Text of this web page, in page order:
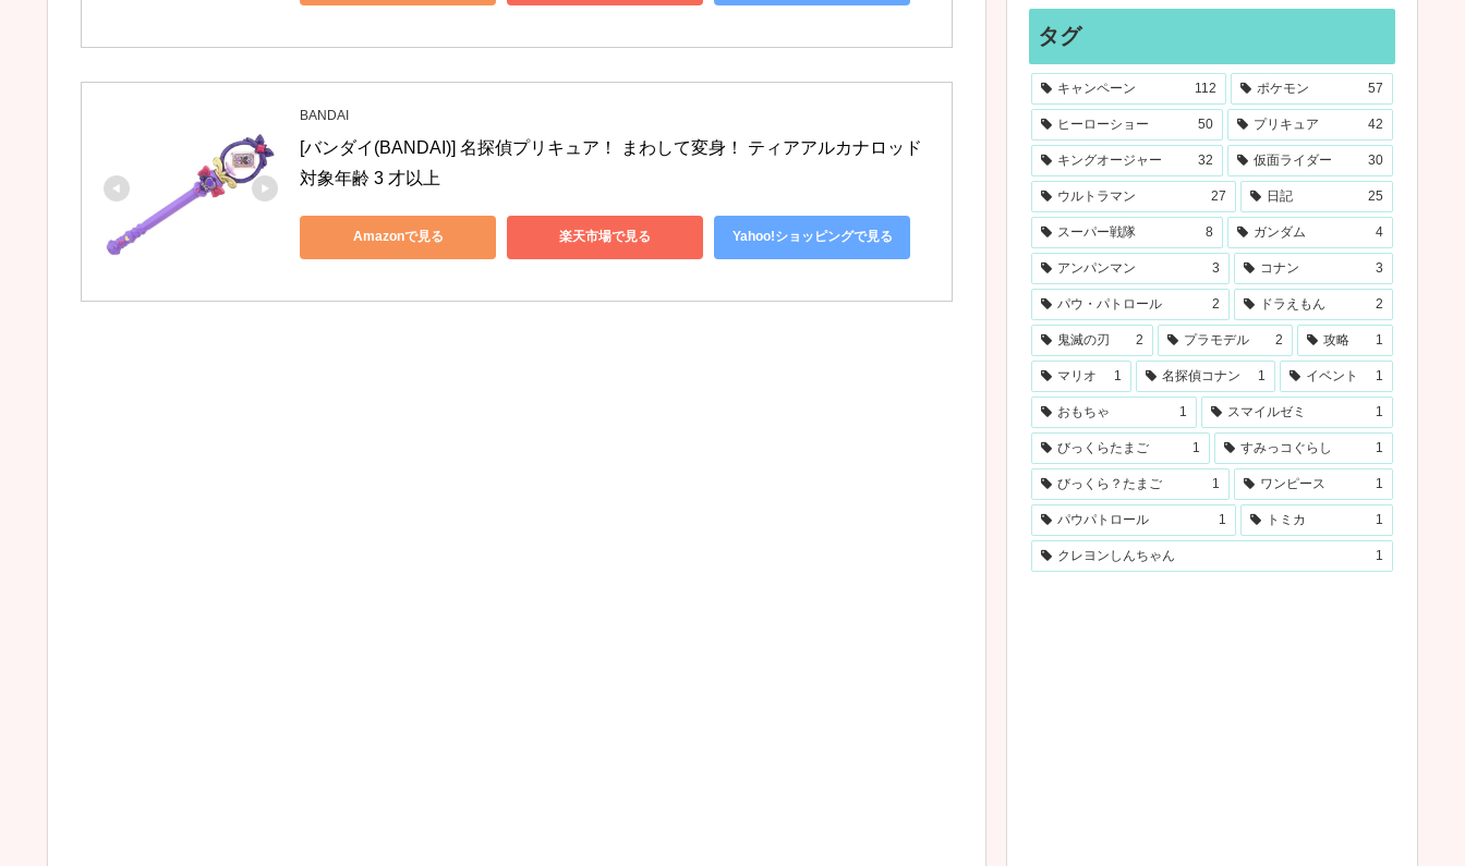
BANDAI
[バンダイ(BANDAI)] 名探偵プリキュア！ まわして変身！ ティアアルカナロッド
対象年齢 3 才以上
Amazonで見る 楽天市場で見る Yahoo!ショッピングで見る
タグ
キャンペーン 112 ポケモン 57
ヒーローショー 50 プリキュア 42
キングオージャー 32 仮面ライダー 30
ウルトラマン 27 日記 25
スーパー戦隊 8 ガンダム 4
アンパンマン 3 コナン 3
パウ・パトロール 2 ドラえもん 2
鬼滅の刃 2 プラモデル 2 攻略 1
マリオ 1 名探偵コナン 1 イベント 1
おもちゃ 1 スマイルゼミ 1
びっくらたまご 1 すみっコぐらし 1
びっくら？たまご 1 ワンピース 1
パウパトロール 1 トミカ 1
クレヨンしんちゃん 1